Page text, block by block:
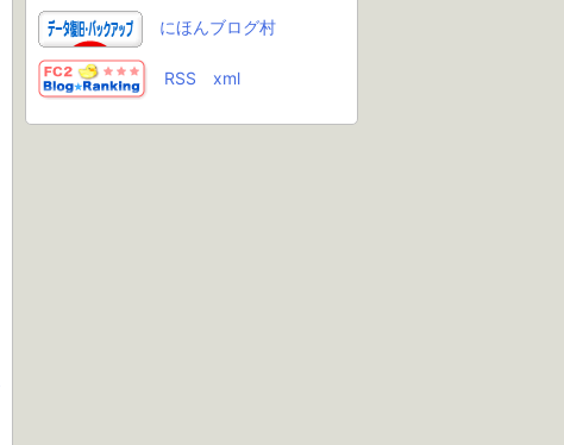
にほんブログ村
RSS xml